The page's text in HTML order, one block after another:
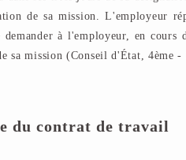
de sa mission. L'employeur
demander à l'employeur, en cours
sa mission (Conseil d'État, 4ème
du contrat de travail